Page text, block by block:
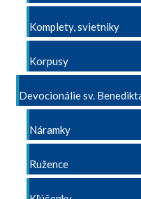
Komplety, svietniky
Korpusy
Devocionálie sv.
Náramky
Ružence